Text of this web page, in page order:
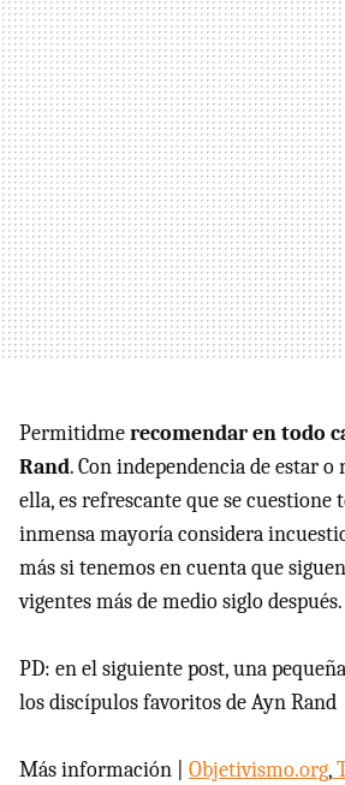
Permitidmerecomendar en todo
Rand. Con independencia de estar o
ella, es refrescante que se cuestione
inmensa mayoría considera
más si tenemos en cuenta que
vigentes más de medio siglo después.
PD: en el siguiente post, una
los discípulos favoritos de Ayn Rand
Más información | Objetivismo.org,